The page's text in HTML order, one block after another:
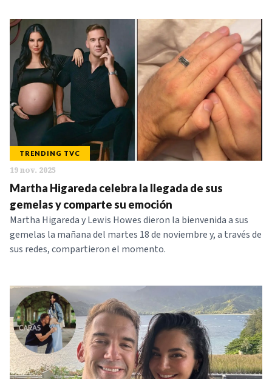
Periodo:
NOTICIAS
SERIES
TRENDING TVC
19 nov. 2025
Martha Higareda celebra la llegada de sus
gemelas y comparte su emoción
Martha Higareda y Lewis Howes dieron la bienvenida a sus
gemelas la mañana del martes 18 de noviembre y, a través de
sus redes, compartieron el momento.